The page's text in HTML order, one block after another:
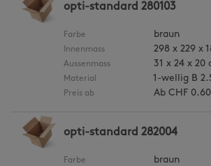
opti-standard 280103
Farbe braun
Innenmass 298 x 229 x
Aussenmass 31 x 24 x 20
Material 1-wellig B
Preis ab Ab CHF 0.60
opti-standard 282004
Farbe braun